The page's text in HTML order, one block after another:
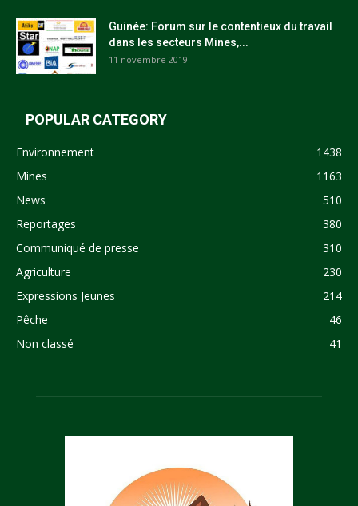
Guinée: Forum sur le contentieux du travail
dans les secteurs Mines,...
11 novembre 2019
POPULAR CATEGORY
Environnement
1438
Mines
1163
News
510
Reportages
380
Communiqué de presse
310
Agriculture
230
Expressions Jeunes
214
Pêche
46
Non classé
41